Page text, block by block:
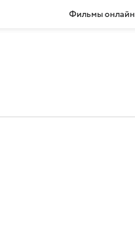
Фильмы онлайн